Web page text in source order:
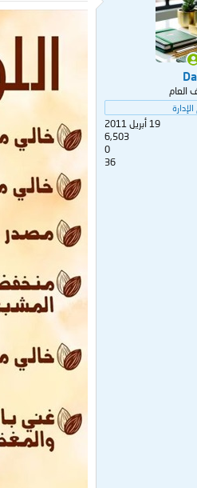
العام
19 أبريل 2011
6,503
0
36